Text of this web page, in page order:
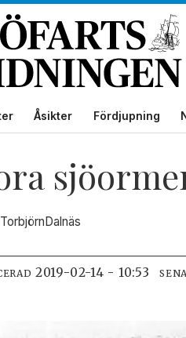
Åsikter Fördjupning
TorbjörnDalnäs
2019-02-14 - 10:53